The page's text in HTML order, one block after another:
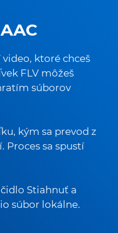
video, ktoré chceš
FLV môžeš
súborov
kým sa prevod z
Proces sa spustí
Stiahnuť a
súbor lokálne.